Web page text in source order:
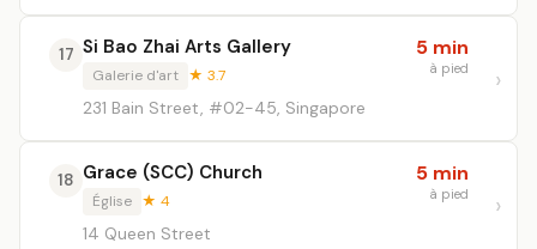
17 Si Bao Zhai Arts Gallery
Galerie d'art ★ 3.7
231 Bain Street, #02-45, Singapore
5 min
à pied
18 Grace (SCC) Church
Église ★ 4
14 Queen Street
5 min
à pied